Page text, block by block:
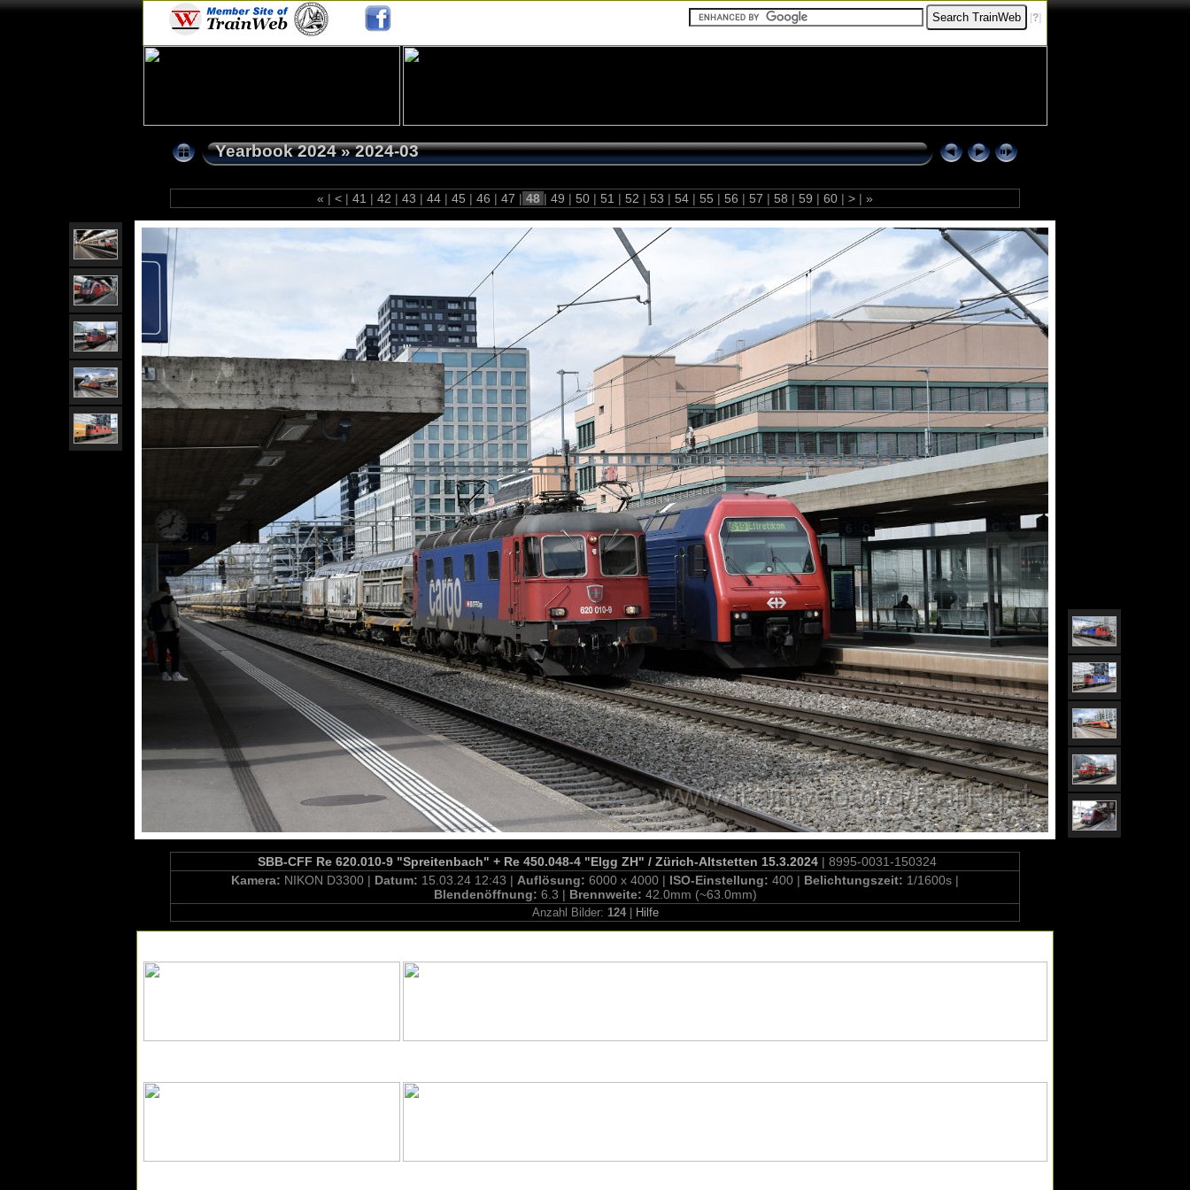
[?]
Yearbook 2024»2024-03
« | < | 41 | 42 | 43 | 44 | 45 | 46 | 47 | 48 | 49 | 50 | 51 | 52 | 53 | 54 | 55 | 56 | 57 | 58 | 59 | 60 | > | »
SBB-CFF Re 620.010-9 "Spreitenbach" + Re 450.048-4 "Elgg ZH" / Zürich-Altstetten 15.3.2024| 8995-0031-150324
Kamera: NIKON D3300 | Datum: 15.03.24 12:43 | Auflösung: 6000 x 4000 | ISO-Einstellung: 400 | Belichtungszeit: 1/1600s |
Blendenöffnung: 6.3 | Brennweite: 42.0mm (~63.0mm)
Anzahl Bilder: 124| Hilfe